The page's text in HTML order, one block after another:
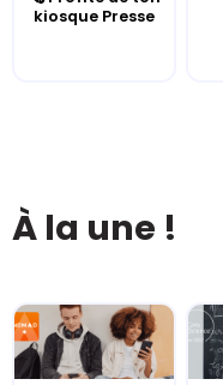
kiosque Presse
À la une !